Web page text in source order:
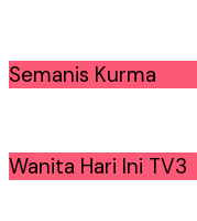
Semanis Kurma
Wanita Hari Ini TV3